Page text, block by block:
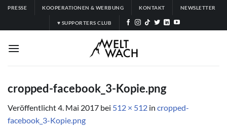
Zum
springen
PRESSE KOOPERATIONEN & WERBUNG KONTAKT NEWSLETTER
♥ SUPPORTERS CLUB
cropped-facebook_3-Kopie.png
Veröffentlicht4. Mai 2017 bei 512 × 512 in cropped-
facebook_3-Kopie.png